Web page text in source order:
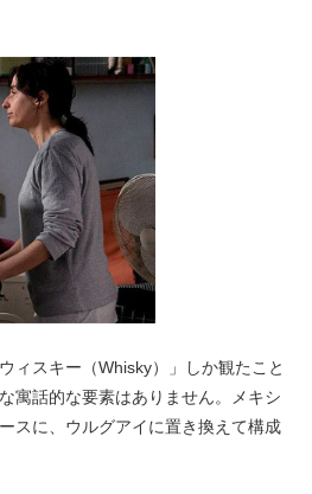
ィスキー（Whisky）」しか観たこと
寓話的な要素はありません。メキシ
スに、ウルグアイに置き換えて構成